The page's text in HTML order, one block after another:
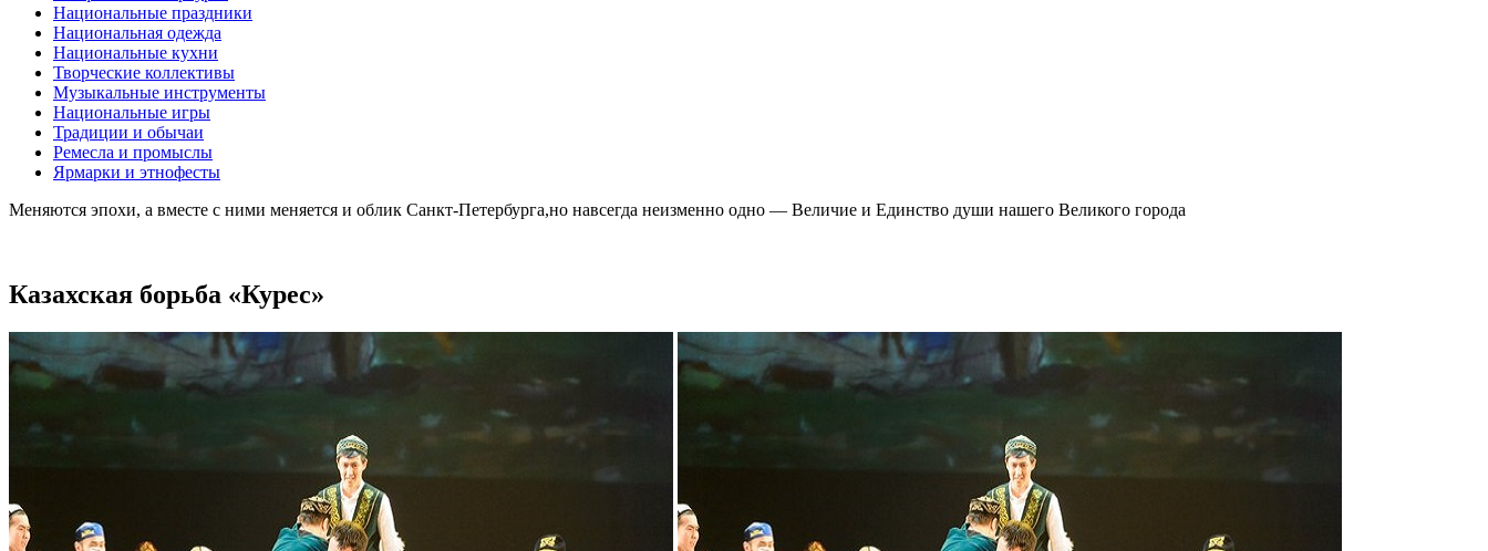
Национальные праздники
Национальная одежда
Национальные кухни
Творческие коллективы
Музыкальные инструменты
Национальные игры
Традиции и обычаи
Ремесла и промыслы
Ярмарки и этнофесты
Меняются эпохи, а вместе с ними меняется и облик Санкт-Петербурга,но навсегда неизменно одно — Величие и Единство души нашего Великого города
Казахская борьба «Курес»